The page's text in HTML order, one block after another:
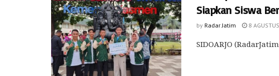
Siapkan Siswa
by Radar Jatim 8
SIDOARJO